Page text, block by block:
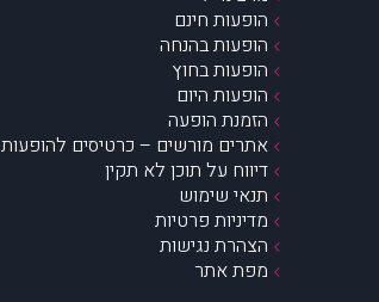
הופעות חינם
הופעות בהנחה
הופעות בחוץ
הופעות היום
הזמנת הופעה
אתרים מורשים – כרטיסים להופעות
דיווח על תוכן לא תקין
תנאי שימוש
מדיניות פרטיות
הצהרת נגישות
מפת אתר